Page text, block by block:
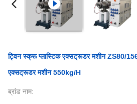
ट्विन स्क्रू प्लास्टिक एक्सट्रूडर मशीन ZS80/
एक्सट्रूडर मशीन 550kg/H
ब्रांड नाम: